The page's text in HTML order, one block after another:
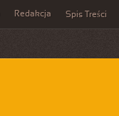
Redakcja Spis Treści